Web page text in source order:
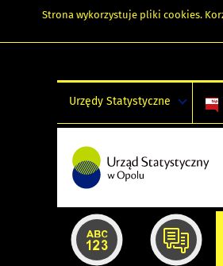
Strona wykorzystuje pliki cookies.
Urzędy Statystyczne